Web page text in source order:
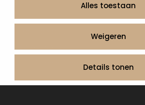
Alles toestaan
Weigeren
Details tonen
Contact
Volg ons op: